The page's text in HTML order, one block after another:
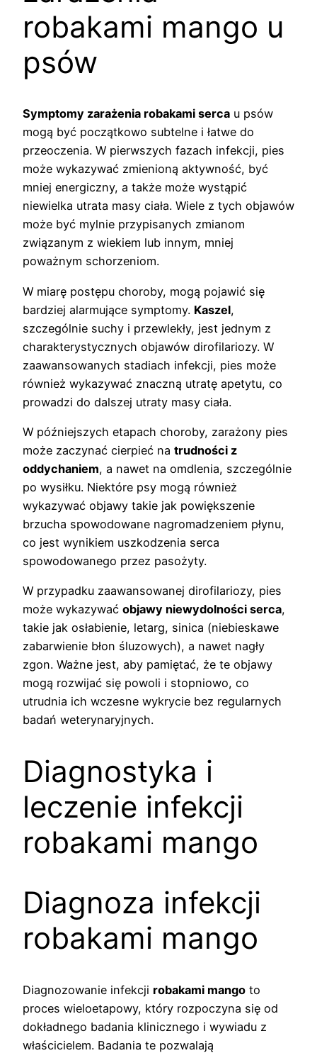
robakami mango u
psów
Symptomy zarażenia robakami serca u psów
mogą być początkowo subtelne i łatwe do
przeoczenia. W pierwszych fazach infekcji, pies
może wykazywać zmienioną aktywność, być
mniej energiczny, a także może wystąpić
niewielka utrata masy ciała. Wiele z tych objawów
może być mylnie przypisanych zmianom
związanym z wiekiem lub innym, mniej
poważnym schorzeniom.
W miarę postępu choroby, mogą pojawić się
bardziej alarmujące symptomy. Kaszel,
szczególnie suchy i przewlekły, jest jednym z
charakterystycznych objawów dirofilariozy. W
zaawansowanych stadiach infekcji, pies może
również wykazywać znaczną utratę apetytu, co
prowadzi do dalszej utraty masy ciała.
W późniejszych etapach choroby, zarażony pies
może zaczynać cierpieć na trudności z
oddychaniem, a nawet na omdlenia, szczególnie
po wysiłku. Niektóre psy mogą również
wykazywać objawy takie jak powiększenie
brzucha spowodowane nagromadzeniem płynu,
co jest wynikiem uszkodzenia serca
spowodowanego przez pasożyty.
W przypadku zaawansowanej dirofilariozy, pies
może wykazywać objawy niewydolności serca,
takie jak osłabienie, letarg, sinica (niebieskawe
zabarwienie błon śluzowych), a nawet nagły
zgon. Ważne jest, aby pamiętać, że te objawy
mogą rozwijać się powoli i stopniowo, co
utrudnia ich wczesne wykrycie bez regularnych
badań weterynaryjnych.
Diagnostyka i
leczenie infekcji
robakami mango
Diagnoza infekcji
robakami mango
Diagnozowanie infekcji robakami mango to
proces wieloetapowy, który rozpoczyna się od
dokładnego badania klinicznego i wywiadu z
właścicielem. Badania te pozwalają